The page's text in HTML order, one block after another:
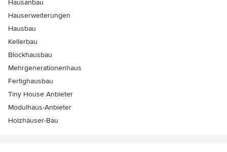
Hausanbau
Hauserweiterungen
Hausbau
Kellerbau
Blockhausbau
Mehrgenerationenhaus
Fertighausbau
Tiny House Anbieter
Modulhaus-Anbieter
Holzhäuser-Bau